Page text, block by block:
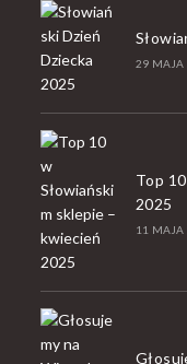
29 MAJA
Top
2025
11 MAJA